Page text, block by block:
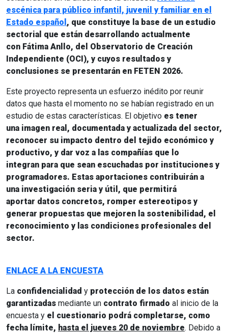
escénica para público infantil, juvenil y familiar en el
Estado español , que constituye la base de un estudio
sectorial que están desarrollando actualmente
con Fátima Anllo, del Observatorio de Creación
Independiente (OCI), y cuyos resultados y
conclusiones se presentarán en FETEN 2026.
Este proyecto representa un esfuerzo inédito por reunir
datos que hasta el momento no se habían registrado en un
estudio de estas características. El objetivo es tener
una imagen real, documentada y actualizada del sector,
reconocer su impacto dentro del tejido económico y
productivo, y dar voz a las compañías que lo
integran para que sean escuchadas por instituciones y
programadores. Estas aportaciones contribuirán a
una investigación seria y útil, que permitirá
aportar datos concretos, romper estereotipos y
generar propuestas que mejoren la sostenibilidad, el
reconocimiento y las condiciones profesionales del
sector.
ENLACE A LA ENCUESTA
La confidencialidad y protección de los datos están
garantizadas mediante un contrato firmado al inicio de la
encuesta y el cuestionario podrá completarse, como
fecha límite, hasta el jueves 20 de noviembre. Debido a